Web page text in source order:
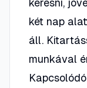
keresni,
két nap
áll.
munkával